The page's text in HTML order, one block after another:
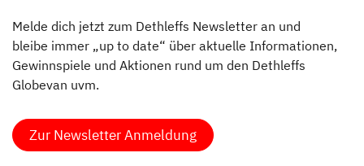
Melde dich jetzt zum Dethleffs Newsletter an und
bleibe immer „up to date“ über aktuelle Informationen,
Gewinnspiele und Aktionen rund um den Dethleffs
Globevan uvm.
Zur Newsletter Anmeldung